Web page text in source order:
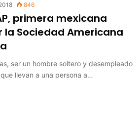
846
primera mexicana
Sociedad Americana
ser un hombre soltero y desempleado
llevan a una persona a…